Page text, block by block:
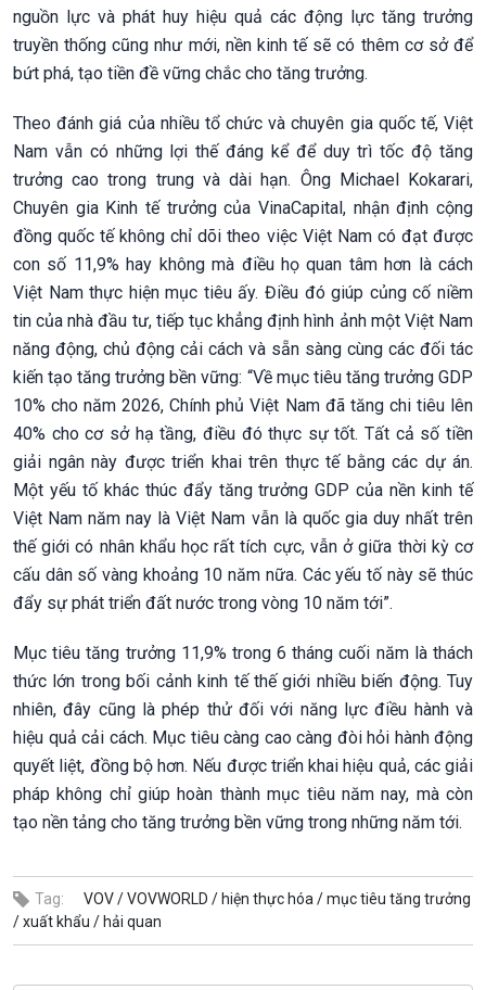
nguồn lực và phát huy hiệu quả các động lực tăng trưởng
truyền thống cũng như mới, nền kinh tế sẽ có thêm cơ sở để
bứt phá, tạo tiền đề vững chắc cho tăng trưởng.
Theo đánh giá của nhiều tổ chức và chuyên gia quốc tế, Việt
Nam vẫn có những lợi thế đáng kể để duy trì tốc độ tăng
trưởng cao trong trung và dài hạn. Ông Michael Kokarari,
Chuyên gia Kinh tế trưởng của VinaCapital, nhận định cộng
đồng quốc tế không chỉ dõi theo việc Việt Nam có đạt được
con số 11,9% hay không mà điều họ quan tâm hơn là cách
Việt Nam thực hiện mục tiêu ấy. Điều đó giúp củng cố niềm
tin của nhà đầu tư, tiếp tục khẳng định hình ảnh một Việt Nam
năng động, chủ động cải cách và sẵn sàng cùng các đối tác
kiến tạo tăng trưởng bền vững: “Về mục tiêu tăng trưởng GDP
10% cho năm 2026, Chính phủ Việt Nam đã tăng chi tiêu lên
40% cho cơ sở hạ tầng, điều đó thực sự tốt. Tất cả số tiền
giải ngân này được triển khai trên thực tế bằng các dự án.
Một yếu tố khác thúc đẩy tăng trưởng GDP của nền kinh tế
Việt Nam năm nay là Việt Nam vẫn là quốc gia duy nhất trên
thế giới có nhân khẩu học rất tích cực, vẫn ở giữa thời kỳ cơ
cấu dân số vàng khoảng 10 năm nữa. Các yếu tố này sẽ thúc
đẩy sự phát triển đất nước trong vòng 10 năm tới”.
Mục tiêu tăng trưởng 11,9% trong 6 tháng cuối năm là thách
thức lớn trong bối cảnh kinh tế thế giới nhiều biến động. Tuy
nhiên, đây cũng là phép thử đối với năng lực điều hành và
hiệu quả cải cách. Mục tiêu càng cao càng đòi hỏi hành động
quyết liệt, đồng bộ hơn. Nếu được triển khai hiệu quả, các giải
pháp không chỉ giúp hoàn thành mục tiêu năm nay, mà còn
tạo nền tảng cho tăng trưởng bền vững trong những năm tới.
Tag: VOV /VOVWORLD / hiện thực hóa /mục tiêu tăng trưởng
/xuất khẩu / hải quan